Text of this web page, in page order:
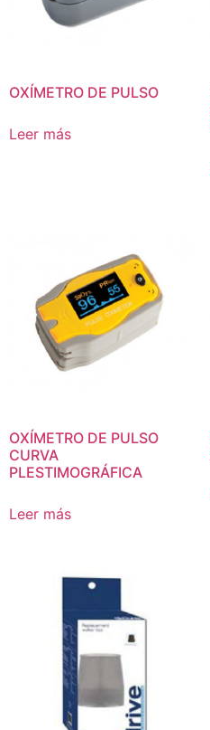
OXÍMETRO DE PULSO
Leer más
OXÍMETRO DE PULSO
CURVA
PLESTIMOGRÁFICA
Leer más